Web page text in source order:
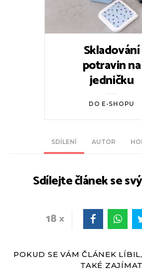
SDÍLENÍ AUTOR
Sdílejte článek se
18
Skladování
potravin na
jedničku
DO E-SHOPU
POKUD SE VÁM ČLÁNEK
TAKÉ ZAJÍMAT